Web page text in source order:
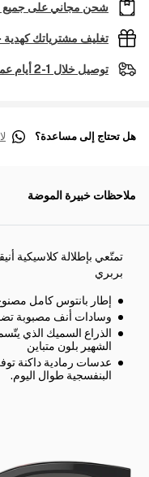
شحن مجاني على جميع
تغليف مشترياتك
توصيل خلال 1-2 أيام عمل
هل تحتاج إلى مساعدة؟
ملاحظات خبيرة الموضة
تمتّعي بإطلالة كلاسيكية
بربري
إطار بانتوس كامل
وسادات أنف مصبوبة
الذراع السميك الذي
الشهير بلون متباين
عدسات رمادية داكنة
البنفسجية طوال اليوم.